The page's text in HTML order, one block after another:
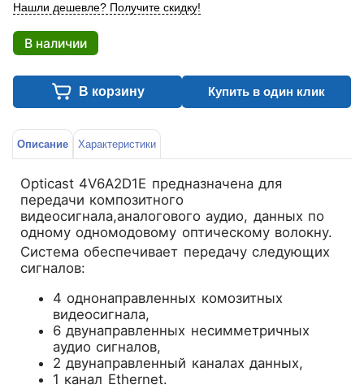
Нашли дешевле? Получите скидку!
В наличии
В корзину Купить в один клик
Описание Характеристики
Opticast 4V6A2D1E предназначена для
передачи композитного
видеосигнала,аналогового аудио, данных по
одному одномодовому оптическому волокну.
Система обеспечивает передачу следующих
сигналов:
4 однонаправленных комозитных
видеосигнала,
6 двунаправленных несимметричных
аудио сигналов,
2 двунаправленный каналах данных,
1 канал Ethernet.